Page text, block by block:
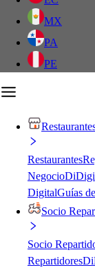
MX
PA
PE
Restaurantes
Negocio
DigitalGuías
Socio
Socio
Repartidores